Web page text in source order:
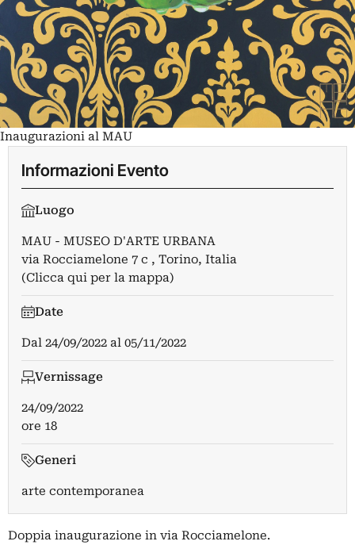
Inaugurazioni al MAU
Informazioni Evento
Luogo
MAU - MUSEO D'ARTE URBANA
via Rocciamelone 7 c , Torino, Italia
(Clicca qui per la mappa)
Date
Dal 24/09/2022 al 05/11/2022
Vernissage
24/09/2022
ore 18
Generi
arte contemporanea
Doppia inaugurazione in via Rocciamelone.